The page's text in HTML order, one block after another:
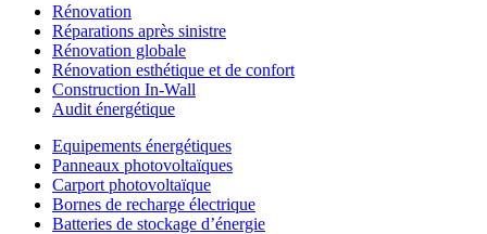
Rénovation
Réparations après sinistre
Rénovation globale
Rénovation esthétique et de confort
Construction In-Wall
Audit énergétique
Equipements énergétiques
Panneaux photovoltaïques
Carport photovoltaïque
Bornes de recharge électrique
Batteries de stockage d’énergie